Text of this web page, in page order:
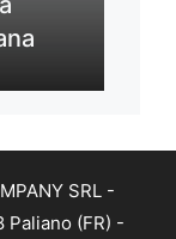
SRL -
Paliano (FR) -